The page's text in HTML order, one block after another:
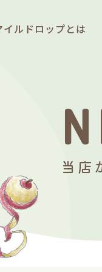
イルドロップとは
当店